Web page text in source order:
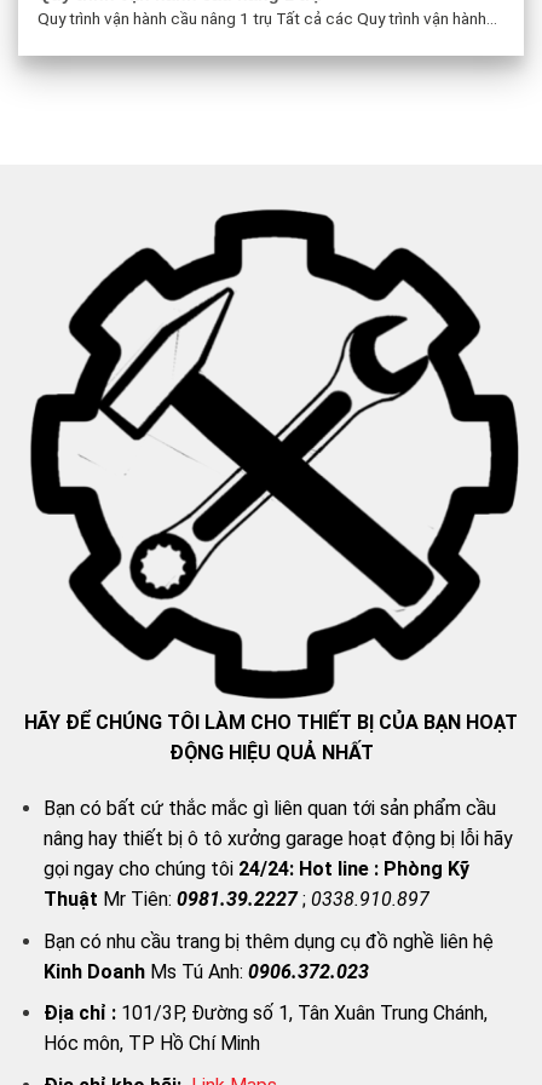
Quy trình vận hành cầu nâng 1 trụ Tất cả các Quy trình vận hành...
HÃY ĐỂ CHÚNG TÔI LÀM CHO THIẾT BỊ CỦA BẠN HOẠT
ĐỘNG HIỆU QUẢ NHẤT
Bạn có bất cứ thắc mắc gì liên quan tới sản phẩm cầu
nâng hay thiết bị ô tô xưởng garage hoạt động bị lỗi hãy
gọi ngay cho chúng tôi 24/24: Hot line : Phòng Kỹ
Thuật Mr Tiên: 0981.39.2227; 0338.910.897
Bạn có nhu cầu trang bị thêm dụng cụ đồ nghề liên hệ
Kinh DoanhMs Tú Anh: 0906.372.023
Địa chỉ :101/3P, Đường số 1, Tân Xuân Trung Chánh,
Hóc môn, TP Hồ Chí Minh